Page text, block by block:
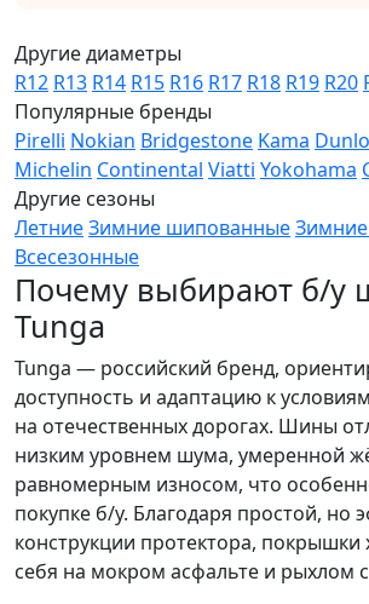
Другие диаметры
R12 R13 R14 R15 R16 R17 R18 R19 R20
Популярные бренды
Pirelli Nokian Bridgestone Kama
Michelin Continental Viatti Yokohama
Другие сезоны
ЛетниеЗимние шипованные
Всесезонные
Почему выбирают б/у
Tunga
Tunga — российский бренд,
доступность и адаптацию к
на отечественных дорогах. Шины
низким уровнем шума, умеренной
равномерным износом, что
покупке б/у. Благодаря простой, но
конструкции протектора, покрышки
себя на мокром асфальте и рыхлом